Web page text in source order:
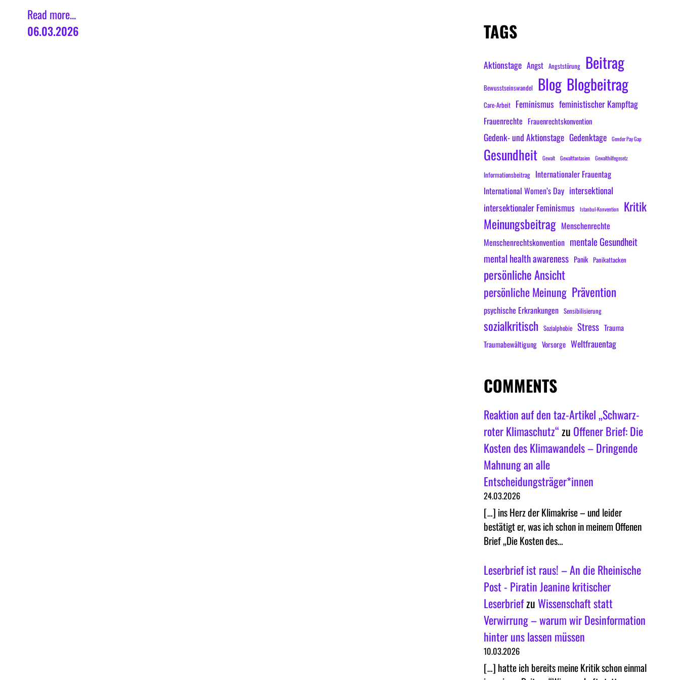
Read more...
06.03.2026
TAGS
Aktionstage Angst Angststörung Beitrag
Bewusstseinswandel Blog Blogbeitrag
Care-Arbeit Feminismus feministischer Kampftag
Frauenrechte Frauenrechtskonvention
Gedenk- und Aktionstage Gedenktage Gender Pay Gap
Gesundheit Gewalt Gewaltfantasien Gewalthilfegesetz
Informationsbeitrag Internationaler Frauentag
International Women’s Day intersektional
intersektionaler Feminismus
Istanbul-Konvention Kritik
Meinungsbeitrag Menschenrechte
Menschenrechtskonvention mentale Gesundheit
mental health awareness Panik Panikattacken
persönliche Ansicht
persönliche Meinung Prävention
psychische Erkrankungen Sensibilisierung
sozialkritisch Sozialphobie Stress Trauma
Traumabewältigung Vorsorge Weltfrauentag
COMMENTS
Reaktion auf den taz-Artikel „Schwarz-
roter Klimaschutz“zu Offener Brief: Die
Kosten des Klimawandels – Dringende
Mahnung an alle
Entscheidungsträger*innen
24.03.2026
[…] ins Herz der Klimakrise – und leider
bestätigt er, was ich schon in meinem Offenen
Brief „Die Kosten des…
Leserbrief ist raus! – An die Rheinische
Post - Piratin Jeanine kritischer
LeserbriefzuWissenschaft statt
Verwirrung – warum wir Desinformation
hinter uns lassen müssen
10.03.2026
[…] hatte ich bereits meine Kritik schon einmal